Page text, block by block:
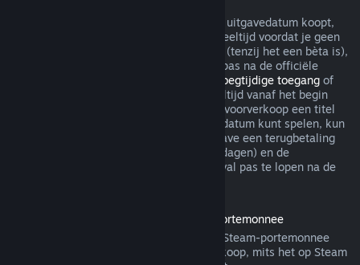
Als je een titel op Steam vóór de officiële uitgavedatum koopt,
geldt de limiet van maximaal twee uur speeltijd voordat je geen
recht meer hebt op een terugbetaling wel (tenzij het een bèta is),
maar de bedenktijd van 14 dagen begint pas na de officiële
Vroegtijdige toegangof
koopt, telt alle speeltijd vanaf het begin
mee voor de limiet van 2 uur. Als je in de voorverkoop een titel
koopt die je niet voor de officiële uitgavedatum kunt spelen, kun
je op ieder gewenst moment voor de uitgave een terugbetaling
aanvragen. De standaard bedenktijd (14 dagen) en de
speeltijdlimiet (2 uur) beginnen in dat geval pas te lopen na de
Terugbetalingen van saldo in de Steam-portemonnee
Je kunt een terugbetaling van saldo in je Steam-portemonnee
aanvragen binnen veertien dagen na aankoop, mits het op Steam